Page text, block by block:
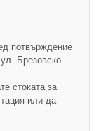
потвърждение
Брезовско
стоката за
или да